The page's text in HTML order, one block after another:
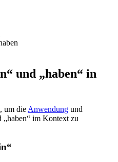
und „haben“ in
um die Anwendung und
„haben“ im Kontext zu